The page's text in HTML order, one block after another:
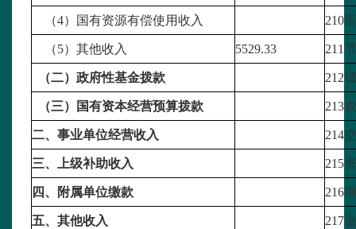
（4）国有资源有偿使用收入 210
（5）其他收入 5529.33 211
（二）政府性基金拨款 212
（三）国有资本经营预算拨款 213
二、事业单位经营收入 214
三、上级补助收入 215
四、附属单位缴款 216
五、其他收入 217